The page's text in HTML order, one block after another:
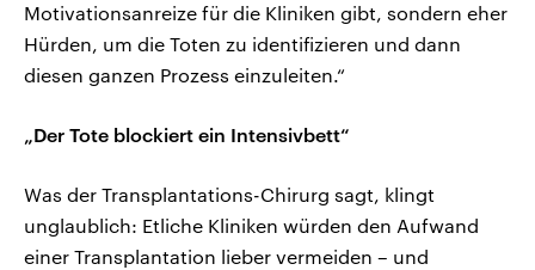
Motivationsanreize für die Kliniken gibt, sondern eher
Hürden, um die Toten zu identifizieren und dann
diesen ganzen Prozess einzuleiten.“
„Der Tote blockiert ein Intensivbett“
Was der Transplantations-Chirurg sagt, klingt
unglaublich: Etliche Kliniken würden den Aufwand
einer Transplantation lieber vermeiden – und